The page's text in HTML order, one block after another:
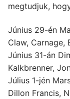
megtudjuk,
Június 29-én
Claw, Carnage,
Június 31-án
Kalkbrenner,
Július 1-jén
Dillon Francis,